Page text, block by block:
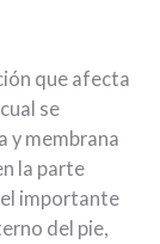
que afecta
se
y membrana
la parte
importante
del pie,